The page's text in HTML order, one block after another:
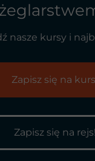
Zapisz się na rejs!
Zapisz się na
nasze kursy i